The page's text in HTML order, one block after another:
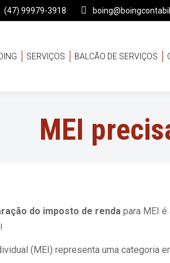
(47) 99979-3918
SERVIÇOS BALCÃO DE SERVIÇOS
MEI
do imposto de renda para MEI
(MEI) representa uma categoria